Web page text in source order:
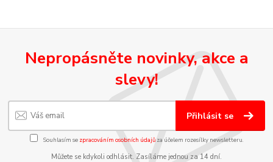
Nepropásněte novinky, akce a
slevy!
Přihlásit se
Souhlasím se zpracováním osobních údajůza účelem rozesílky newsletteru.
Můžete se kdykoli odhlásit. Zasíláme jednou za 14 dní.